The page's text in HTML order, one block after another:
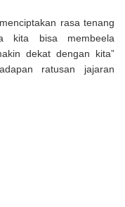
rasa tenang
kita bisa membeela
dekat dengan kita”
ratusan jajaran